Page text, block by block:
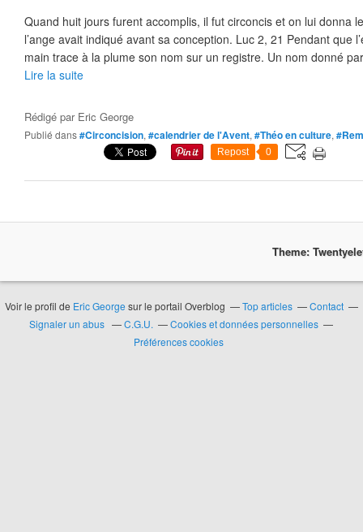
Quand huit jours furent accomplis, il fut circoncis et on lui donna
l’ange avait indiqué avant sa conception. Luc 2, 21 Pendant que
main trace à la plume son nom sur un registre. Un nom donné
Lire la suite
Rédigé par Eric George
Publié dans#Circoncision, #calendrier de l'Avent, #Théo en culture,
Repost 0
Theme:
Voir le profil de Eric George sur le portail Overblog Top articles
Contact
Signaler un abus
C.G.U.
Cookies et données personnelles
Préférences cookies